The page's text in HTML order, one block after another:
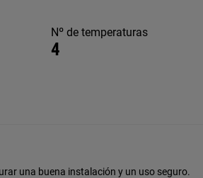
Nº de temperaturas
4
una buena instalación y un uso seguro.